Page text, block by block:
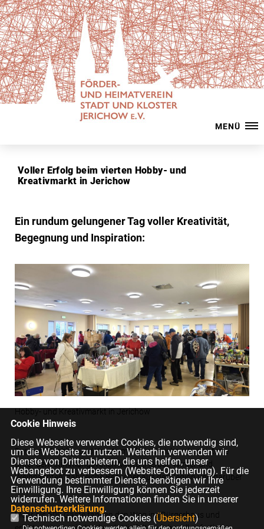
MENÜ
Voller Erfolg beim vierten Hobby- und
Kreativmarkt in Jerichow
Ein rundum gelungener Tag voller Kreativität,
Begegnung und Inspiration:
Hobby- und Kreativmarkt in Jerichow
Der vierte Hobby- und Kreativmarkt in Jerichow begeisterte
unter dem stimmungsvollen Motto „Herbst, Winter und
Weihnachten“ zahlreiche Besucher aus der Region und darüber
hinaus.
Mehr als 600 Gäste fanden den Weg ins Bürgerhaus und
Cookie Hinweis
Diese Webseite verwendet Cookies, die notwendig sind,
um die Webseite zu nutzen. Weiterhin verwenden wir
Dienste von Drittanbietern, die uns helfen, unser
Webangebot zu verbessern (Website-Optmierung). Für die
Verwendung bestimmter Dienste, benötigen wir Ihre
Einwilligung. Ihre Einwilligung können Sie jederzeit
widerrufen. Weitere Informationen finden Sie in unserer
Datenschutzerklärung.
Technisch notwendige Cookies (Übersicht)